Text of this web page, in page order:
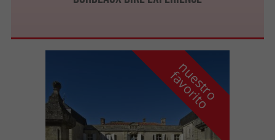
n
u
e
s
t
r
o
f
a
v
o
r
i
t
o